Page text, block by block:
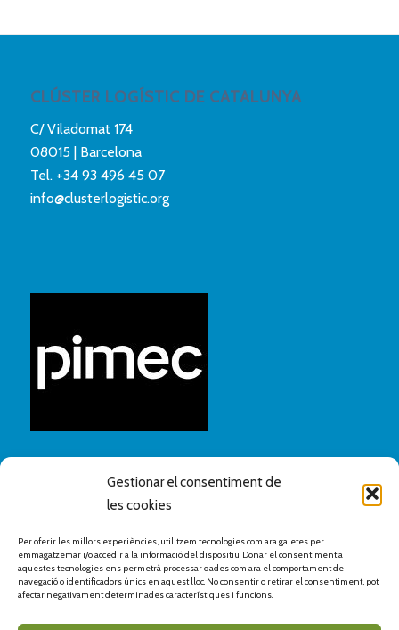
Gestionar el consentiment de
les cookies
Per oferir les millors experiències, utilitzem tecnologies com ara galetes per
emmagatzemar i/o accedir a la informació del dispositiu. Donar el consentiment a
aquestes tecnologies ens permetrà processar dades com ara el comportament de
navegació o identificadors únics en aquest lloc. No consentir o retirar el consentiment, pot
afectar negativament determinades característiques i funcions.
CLÚSTER LOGÍSTIC DE CATALUNYA
C/ Viladomat 174
08015 | Barcelona
Tel. +34 93 496 45 07
info@clusterlogistic.org